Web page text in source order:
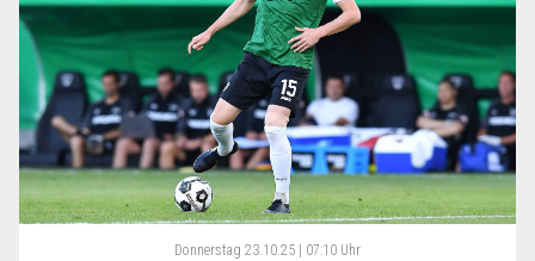
Donnerstag 23.10.25 | 07:10 Uhr